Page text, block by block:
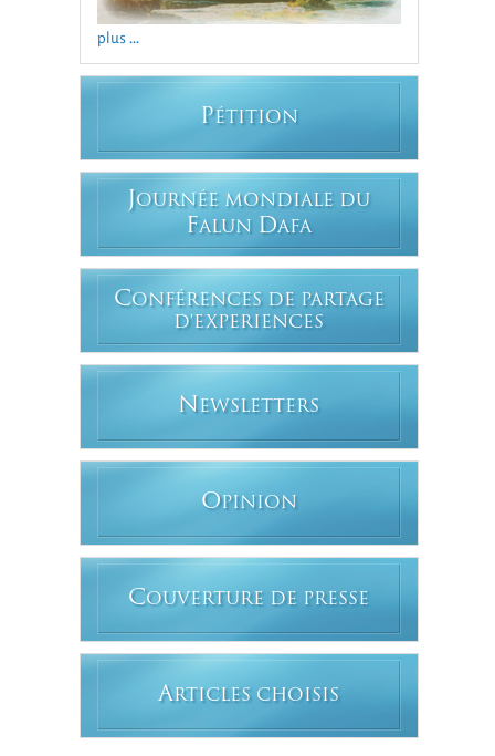
plus ...
PÉTITION
JOURNÉE MONDIALE DU
FALUN DAFA
CONFÉRENCES DE PARTAGE
D'EXPERIENCES
N EWSLETTERS
OPINION
COUVERTURE DE PRESSE
ARTICLES CHOISIS